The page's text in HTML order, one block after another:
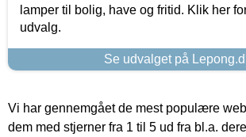
lamper til bolig, have og fritid. Klik her
udvalg.
Se udvalget på
Vi har gennemgået de mest populære
dem med stjerner fra 1 til 5 ud fra bl.a.